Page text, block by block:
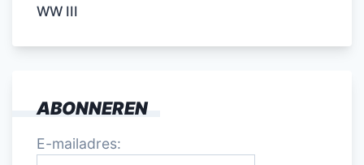
WW III
ABONNEREN
E-mailadres: